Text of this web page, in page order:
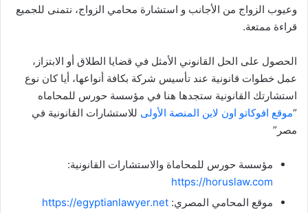
وعيوب الزواج من الأجانب و استشارة محامي الزواج، نتمنى للجميع
قراءة ممتعة.
الحصول على الحل القانوني الأمثل في قضايا الطلاق أو الابتزاز،
عمل خطوات قانونية عند تأسيس شركة بكافة أنواعها، أيا كان نوع
استشارتك القانونية ستجدها هنا في مؤسسة حورس للمحاماه
“موقع افوكاتو اون لاين المنصة الأولى للاستشارات القانونية في
مصر”
مؤسسة حورس للمحاماة والاستشارات القانونية:
https://horuslaw.com
موقع المحامي المصري: https://egyptianlawyer.net